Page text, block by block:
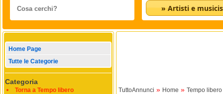
» Artisti e
Home Page
Tutte le Categorie
Categoria
Torna a Tempo libero
TuttoAnnunci » Home » Tempo libero